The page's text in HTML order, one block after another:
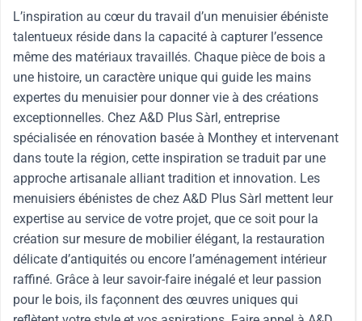
L’inspiration au cœur du travail d’un menuisier ébéniste
talentueux réside dans la capacité à capturer l’essence
même des matériaux travaillés. Chaque pièce de bois a
une histoire, un caractère unique qui guide les mains
expertes du menuisier pour donner vie à des créations
exceptionnelles. Chez A&D Plus Sàrl, entreprise
spécialisée en rénovation basée à Monthey et intervenant
dans toute la région, cette inspiration se traduit par une
approche artisanale alliant tradition et innovation. Les
menuisiers ébénistes de chez A&D Plus Sàrl mettent leur
expertise au service de votre projet, que ce soit pour la
création sur mesure de mobilier élégant, la restauration
délicate d’antiquités ou encore l’aménagement intérieur
raffiné. Grâce à leur savoir-faire inégalé et leur passion
pour le bois, ils façonnent des œuvres uniques qui